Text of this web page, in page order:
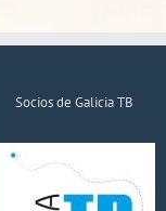
Socios de Galicia TB